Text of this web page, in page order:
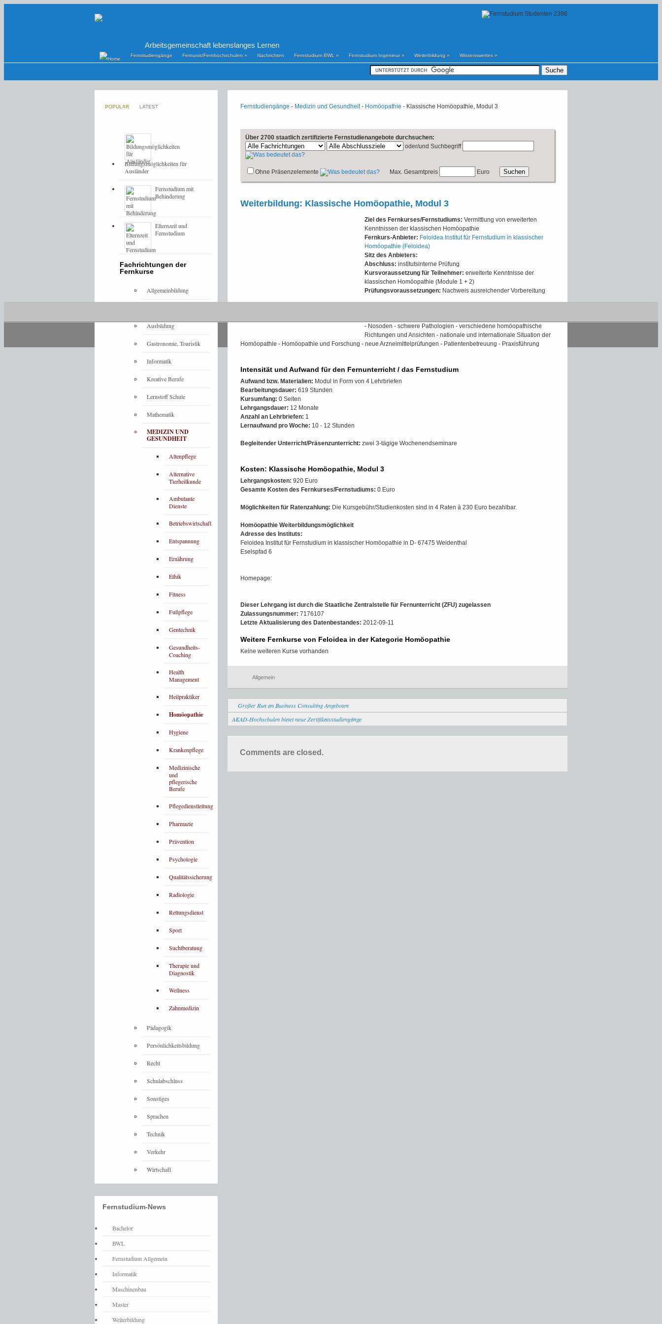
Arbeitsgemeinschaft lebenslanges Lernen
Fernstudiengänge Fernunis/Fernhochschulen » Nachrichten Fernstudium BWL » Fernstudium Ingenieur» Weiterbildung » Wissenswertes »
Fernstudiengänge - Medizin und Gesundheit- Homöopathie - Klassische Homöopathie, Modul 3
Über 2700 staatlich zertifizierte Fernstudienangebote durchsuchen:
oder/und Suchbegriff
Ohne Präsenzelemente Max. Gesamtpreis Euro
Weiterbildung: Klassische Homöopathie, Modul 3
Ziel des Fernkurses/Fernstudiums: Vermittlung von erweiterten
Kenntnissen der klassischen Homöopathie
Fernkurs-Anbieter: Feloidea Institut für Fernstudium in klassischer
Homöopathie (Feloidea)
Sitz des Anbieters:
Abschluss: institutsinterne Prüfung
Kursvoraussetzung für Teilnehmer: erweiterte Kenntnisse der
klassischen Homöopathie (Module 1 + 2)
Prüfungsvoraussetzungen: Nachweis ausreichender Vorbereitung
- Nosoden - schwere Pathologien - verschiedene homöopathische
Richtungen und Ansichten - nationale und internationale Situation der
Homöopathie - Homöopathie und Forschung - neue Arzneimittelprüfungen - Patientenbetreuung - Praxisführung
Intensität und Aufwand für den Fernunterricht / das Fernstudium
Aufwand bzw. Materialien: Modul in Form von 4 Lehrbriefen
Bearbeitungsdauer: 619 Stunden
Kursumfang: 0 Seiten
Lehrgangsdauer: 12 Monate
Anzahl an Lehrbriefen: 1
Lernaufwand pro Woche: 10 - 12 Stunden
Begleitender Unterricht/Präsenzunterricht: zwei 3-tägige Wochenendseminare
Kosten: Klassische Homöopathie, Modul 3
Lehrgangskosten: 920 Euro
Gesamte Kosten des Fernkurses/Fernstudiums: 0 Euro
Möglichkeiten für Ratenzahlung: Die Kursgebühr/Studienkosten sind in 4 Raten à 230 Euro bezahlbar.
Homöopathie Weiterbildungsmöglichkeit
Adresse des Instituts:
Feloidea Institut für Fernstudium in klassischer Homöopathie in D- 67475 Weidenthal
Eselspfad 6
Homepage:
Dieser Lehrgang ist durch die Staatliche Zentralstelle für Fernunterricht (ZFU) zugelassen
Zulassungsnummer: 7176107
Letzte Aktualisierung des Datenbestandes: 2012-09-11
Weitere Fernkurse von Feloidea in der Kategorie Homöopathie
Keine weiteren Kurse vorhanden
Allgemein
Großer Run an Business Consulting Angeboten
AKAD-Hochschulen bietet neue Zertifikatsstudiengänge
Comments are closed.
POPULAR LATEST
Bildungsmöglichkeiten für
Ausländer
Fernstudium mit
Behinderung
Elternzeit und
Fernstudium
Fachrichtungen der
Fernkurse
Allgemeinbildung
Ausbildung
Gastronomie, Touristik
Informatik
Kreative Berufe
Lernstoff Schule
Mathematik
MEDIZIN UND
GESUNDHEIT
Altenpflege
Alternative
Tierheilkunde
Ambulante
Dienste
Betriebswirtschaft
Entspannung
Ernährung
Ethik
Fitness
Fußpflege
Gentechnik
Gesundheits-
Coaching
Health
Management
Heilpraktiker
Homöopathie
Hygiene
Krankenpflege
Medizinische
und
pflegerische
Berufe
Pflegedienstleitung
Pharmazie
Prävention
Psychologie
Qualitätssicherung
Radiologie
Rettungsdienst
Sport
Suchtberatung
Therapie und
Diagnostik
Wellness
Zahnmedizin
Pädagogik
Persönlichkeitsbildung
Recht
Schulabschluss
Sonstiges
Sprachen
Technik
Verkehr
Wirtschaft
Fernstudium-News
Bachelor
BWL
Fernstudium Allgemein
Informatik
Maschinenbau
Master
Weiterbildung